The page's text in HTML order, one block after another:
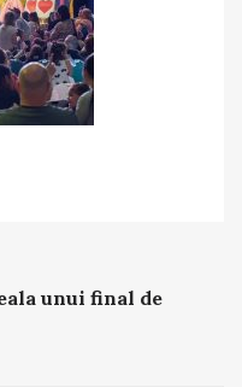
unui final de